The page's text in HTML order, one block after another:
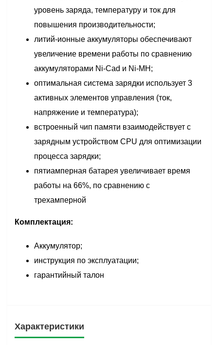
уровень заряда, температуру и ток для
повышения производительности;
литий-ионные аккумуляторы обеспечивают
увеличение времени работы по сравнению
аккумуляторами Ni-Cad и Ni-MH;
оптимальная система зарядки использует 3
активных элементов управления (ток,
напряжение и температура);
встроенный чип памяти взаимодействует с
зарядным устройством CPU для оптимизации
процесса зарядки;
пятиамперная батарея увеличивает время
работы на 66%, по сравнению с
трехамперной
Комплектация:
Аккумулятор;
инструкция по эксплуатации;
гарантийный талон
Характеристики